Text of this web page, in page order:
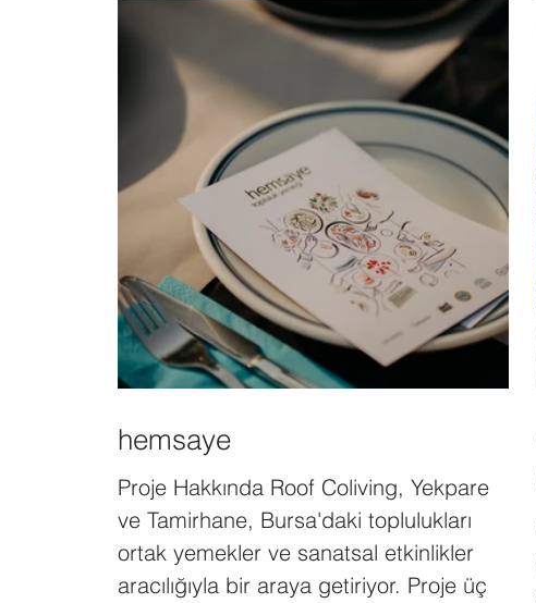
hemsaye
Proje Hakkında Roof Coliving, Yekpare
ve Tamirhane, Bursa'daki toplulukları
ortak yemekler ve sanatsal etkinlikler
aracılığıyla bir araya getiriyor. Proje üç